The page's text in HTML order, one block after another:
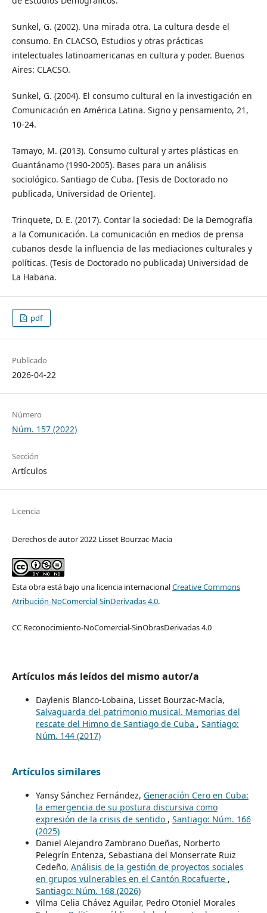
Sunkel, G. (2002). Una mirada otra. La cultura desde el
consumo. En CLACSO, Estudios y otras prácticas
intelectuales latinoamericanas en cultura y poder. Buenos
Aires: CLACSO.
Sunkel, G. (2004). El consumo cultural en la investigación en
Comunicación en América Latina. Signo y pensamiento, 21,
10-24.
Tamayo, M. (2013). Consumo cultural y artes plásticas en
Guantánamo (1990-2005). Bases para un análisis
sociológico. Santiago de Cuba. [Tesis de Doctorado no
publicada, Universidad de Oriente].
Trinquete, D. E. (2017). Contar la sociedad: De la Demografía
a la Comunicación. La comunicación en medios de prensa
cubanos desde la influencia de las mediaciones culturales y
políticas. (Tesis de Doctorado no publicada) Universidad de
La Habana.
pdf
Publicado
2026-04-22
Número
Núm. 157 (2022)
Sección
Artículos
Licencia
Derechos de autor 2022 Lisset Bourzac-Macia
Esta obra está bajo una licencia internacionalCreative Commons
Atribución-NoComercial-SinDerivadas 4.0.
CC Reconocimiento-NoComercial-SinObrasDerivadas 4.0
Artículos más leídos del mismo autor/a
Daylenis Blanco-Lobaina, Lisset Bourzac-Macía,
Salvaguarda del patrimonio musical. Memorias del
rescate del Himno de Santiago de Cuba , Santiago:
Núm. 144 (2017)
Artículos similares
Yansy Sánchez Fernández, Generación Cero en Cuba:
la emergencia de su postura discursiva como
expresión de la crisis de sentido , Santiago: Núm. 166
(2025)
Daniel Alejandro Zambrano Dueñas, Norberto
Pelegrín Entenza, Sebastiana del Monserrate Ruiz
Cedeño, Análisis de la gestión de proyectos sociales
en grupos vulnerables en el Cantón Rocafuerte ,
Santiago: Núm. 168 (2026)
Vilma Celia Chávez Aguilar, Pedro Otoniel Morales